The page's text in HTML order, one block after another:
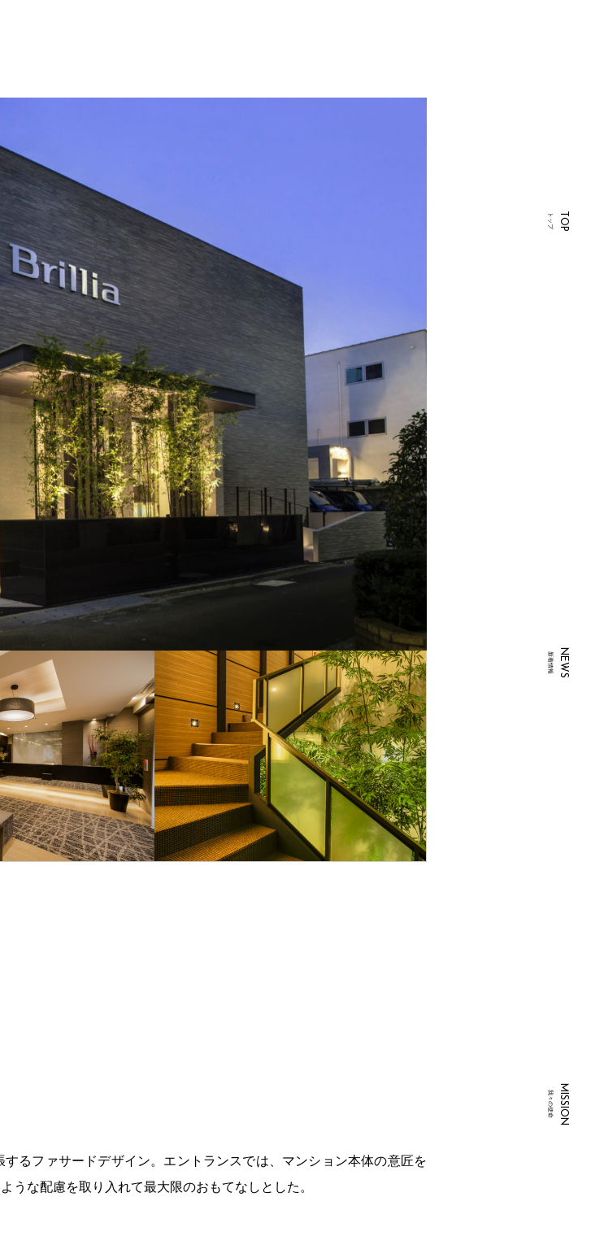
TOP
トップ
NEWS
新着情報
MISSION
我々の使命
るファサードデザイン。エントランスでは、マンション本体の意匠を
うな配慮を取り入れて最大限のおもてなしとした。